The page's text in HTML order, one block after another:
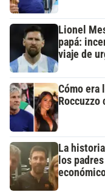
Lionel
papá:
viaje de
Cómo era
Roccuzzo
La
los